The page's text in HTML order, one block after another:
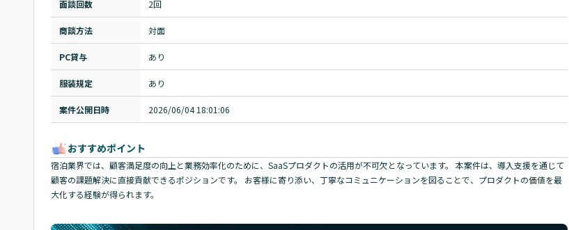
面談回数 2回
商談方法 対面
PC貸与 あり
服装規定 あり
案件公開日時 2026/06/04 18:01:06
おすすめポイント
宿泊業界では、顧客満足度の向上と業務効率化のために、SaaSプロダクトの活用が不可欠となっています。 本案件は、導入支援を通じて
顧客の課題解決に直接貢献できるポジションです。 お客様に寄り添い、丁寧なコミュニケーションを図ることで、プロダクトの価値を最
大化する経験が得られます。